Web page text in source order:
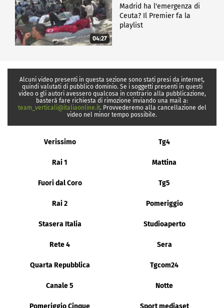
04:27
Madrid ha l'emergenza di
Ceuta? Il Premier fa la
playlist
Alcuni video presenti in questa sezione sono stati presi da internet,
quindi valutati di pubblico dominio. Se i soggetti presenti in questi
video o gli autori avessero qualcosa in contrario alla pubblicazione,
basterà fare richiesta di rimozione inviando una mail a:
team_verticali@italiaonline.it. Provvederemo alla cancellazione del
video nel minor tempo possibile.
Verissimo Tg4
Rai 1 Mattina
Fuori dal Coro Tg5
Rai 2 Pomeriggio
Stasera Italia Studioaperto
Rete 4 Sera
Quarta Repubblica Tgcom24
Canale 5 Notte
Pomeriggio Cinque Sport mediaset